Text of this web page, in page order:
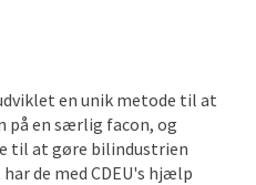
en unik metode til at
på en særlig facon, og
til at gøre bilindustrien
de med CDEU's hjælp